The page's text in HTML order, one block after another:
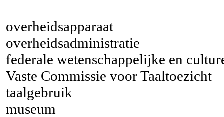
overheidsapparaat
overheidsadministratie
federale wetenschappelijke en
Vaste Commissie voor Taaltoezicht
taalgebruik
museum